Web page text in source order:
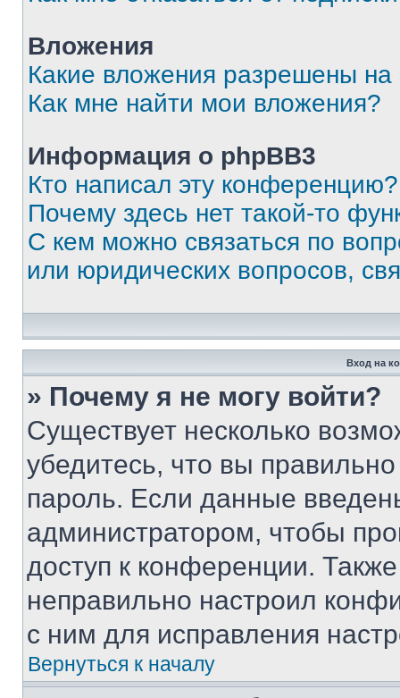
Вложения
Какие вложения разрешены
Как мне найти мои вложения?
Информация о phpBB3
Кто написал эту конференцию?
Почему здесь нет такой-то
С кем можно связаться по
или юридических вопросов,
Вход на
» Почему я не могу войти?
Существует несколько
убедитесь, что вы
пароль. Если данные
администратором, чтобы
доступ к конференции.
неправильно настроил
с ним для исправления
Вернуться к началу